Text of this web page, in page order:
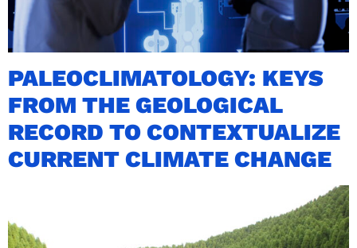
PALEOCLIMATOLOGY: KEYS
FROM THE GEOLOGICAL
RECORD TO CONTEXTUALIZE
CURRENT CLIMATE CHANGE